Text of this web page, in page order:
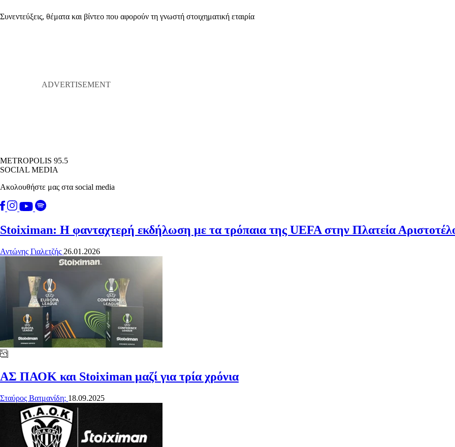
Συνεντεύξεις, θέματα και βίντεο που αφορούν τη γνωστή στοιχηματική εταιρία
METROPOLIS 95.5
SOCIAL MEDIA
Ακολουθήστε μας στα social media
Stoiximan: Η φανταχτερή εκδήλωση με τα τρόπαια της UEFA στην Πλατεία
Αντώνης Γιαλετζής 26.01.2026
ΑΣ ΠΑΟΚ και Stoiximan μαζί για τρία χρόνια
Σταύρος Βατμανίδη; 18.09.2025